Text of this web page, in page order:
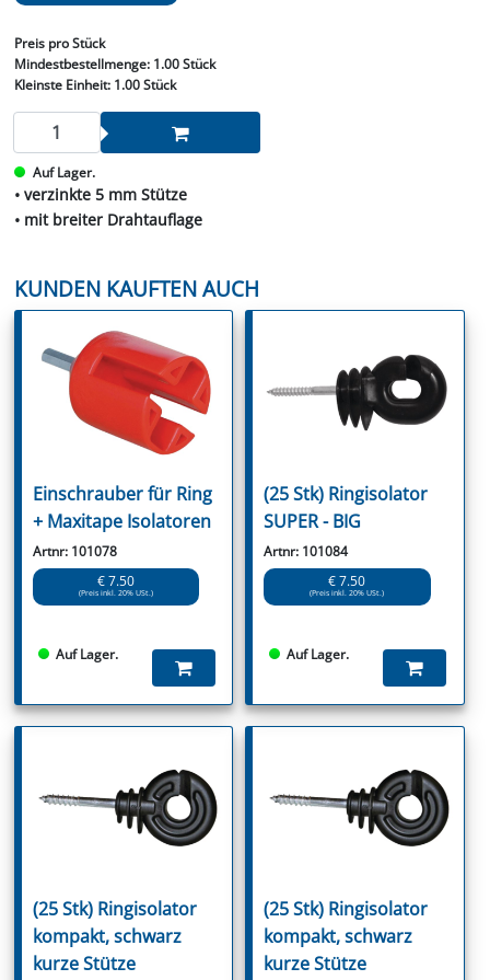
Preis pro Stück
Mindestbestellmenge: 1.00 Stück
Kleinste Einheit:1.00 Stück
Auf Lager.
• verzinkte 5 mm Stütze
• mit breiter Drahtauflage
KUNDEN KAUFTEN AUCH
Einschrauber für Ring
+ Maxitape Isolatoren
Artnr: 101078
€ 7.50
(Preis inkl. 20% USt.)
Auf Lager.
(25 Stk) Ringisolator
SUPER - BIG
Artnr: 101084
€ 7.50
(Preis inkl. 20% USt.)
Auf Lager.
(25 Stk) Ringisolator
kompakt, schwarz
kurze Stütze
(25 Stk) Ringisolator
kompakt, schwarz
kurze Stütze